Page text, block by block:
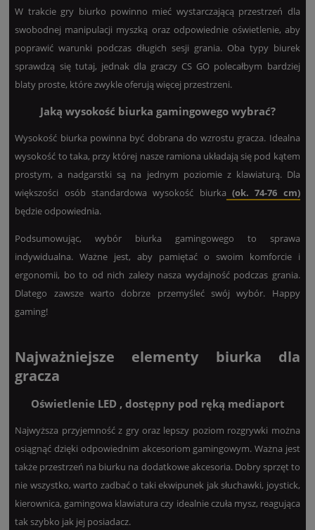
W trakcie gry biurko powinno mieć wystarczającą przestrzeń dla
swobodnej manipulacji myszką oraz odpowiednie oświetlenie, aby
poprawić warunki podczas długich sesji grania. Oba typy biurek
sprawdzą się tutaj, jednak dla graczy CS GO polecałbym bardziej
blaty proste, które zwykle oferują więcej przestrzeni.
Jaką wysokość biurka gamingowego wybrać?
Wysokość biurka powinna być dobrana do wzrostu gracza. Idealna
wysokość to taka, przy której nasze ramiona układają się pod kątem
prostym, a nadgarstki są na jednym poziomie z klawiaturą. Dla
większości osób standardowa wysokość biurka (ok. 74-76 cm)
będzie odpowiednia.
Podsumowując, wybór biurka gamingowego to sprawa
indywidualna. Ważne jest, aby pamiętać o swoim komforcie i
ergonomii, bo to od nich zależy nasza wydajność podczas grania.
Dlatego zawsze warto dobrze przemyśleć swój wybór. Happy
gaming!
Najważniejsze elementy biurka dla
gracza
Oświetlenie LED , dostępny pod ręką mediaport
Najwyższa przyjemność z gry oraz lepszy poziom rozgrywki można
osiągnąć dzięki odpowiednim akcesoriom gamingowym. Ważna jest
także przestrzeń na biurku na dodatkowe akcesoria. Dobry sprzęt to
nie wszystko, warto zadbać o taki ekwipunek jak słuchawki, joystick,
kierownica, gamingowa klawiatura czy idealnie czuła mysz, reagująca
tak szybko jak jej posiadacz.